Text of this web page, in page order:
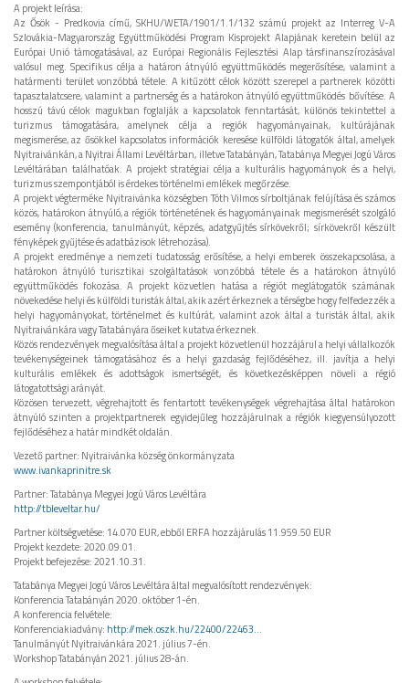
A projekt leírása:
Az Ősök - Predkovia című, SKHU/WETA/1901/1.1/132 számú projekt az Interreg V-A
Szlovákia-Magyarország Együttműködési Program Kisprojekt Alapjának keretein belül az
Európai Unió támogatásával, az Európai Regionális Fejlesztési Alap társfinanszírozásával
valósul meg. Specifikus célja a határon átnyúló együttműködés megerősítése, valamint a
határmenti terület vonzóbbá tétele. A kitűzött célok között szerepel a partnerek közötti
tapasztalatcsere, valamint a partnerség és a határokon átnyúló együttműködés bővítése. A
hosszú távú célok magukban foglalják a kapcsolatok fenntartását, különös tekintettel a
turizmus támogatására, amelynek célja a regiók hagyományainak, kultúrájának
megismerése, az ősökkel kapcsolatos információk keresése külföldi látogatók által, amelyek
Nyitraivánkán, a Nyitrai Állami Levéltárban, illetve Tatabányán, Tatabánya Megyei Jogú Város
Levéltárában találhatóak. A projekt stratégiai célja a kulturális hagyományok és a helyi,
turizmus szempontjából is érdekes történelmi emlékek megőrzése.
A projekt végterméke Nyitraivánka községben Tóth Vilmos sírboltjának felújítása és számos
közös, határokon átnyúló, a régiók történetének és hagyományainak megismerését szolgáló
esemény (konferencia, tanulmányút, képzés, adatgyűjtés sírkövekről; sírkövekről készült
fényképek gyűjtése és adatbázisok létrehozása).
A projekt eredménye a nemzeti tudatosság erősítése, a helyi emberek összekapcsolása, a
határokon átnyúló turisztikai szolgáltatások vonzóbbá tétele és a határokon átnyúló
együttműködés fokozása. A projekt közvetlen hatása a régiót meglátogatók számának
növekedése helyi és külföldi turisták által, akik azért érkeznek a térségbe hogy felfedezzék a
helyi hagyományokat, történelmet és kultúrát, valamint azok által a turisták által, akik
Nyitraivánkára vagy Tatabányára őseiket kutatva érkeznek.
Közös rendezvények megvalósítása által a projekt közvetlenül hozzájárul a helyi vállalkozók
tevékenységeinek támogatásához és a helyi gazdaság fejlődéséhez, ill. javítja a helyi
kulturális emlékek és adottságok ismertségét, és következésképpen növeli a régió
látogatottsági arányát.
Közösen tervezett, végrehajtott és fentartott tevékenységek végrehajtása által határokon
átnyúló szinten a projektpartnerek egyidejűleg hozzájárulnak a régiók kiegyensúlyozott
fejlődéséhez a határ mindkét oldalán.
Vezető partner: Nyitraivánka község önkormányzata
www.ivankaprinitre.sk
Partner: Tatabánya Megyei Jogú Város Levéltára
http://tbleveltar.hu/
Partner költségvetése: 14.070 EUR, ebből ERFA hozzájárulás 11.959.50 EUR
Projekt kezdete: 2020.09.01.
Projekt befejezése: 2021.10.31.
Tatabánya Megyei Jogú Város Levéltára által megvalósított rendezvények:
Konferencia Tatabányán 2020. október 1-én.
A konferencia felvétele:
Konferenciakiadvány: http://mek.oszk.hu/22400/22463...
Tanulmányút Nyitraivánkára 2021. július 7-én.
Workshop Tatabányán 2021. július 28-án.